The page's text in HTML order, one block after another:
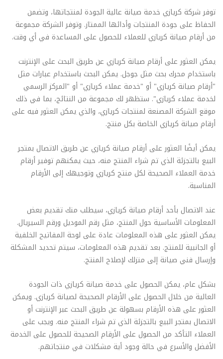
توفر شركة كريازي خدمة صيانة عالية الجودة لمنتجاتها، وتضمن
الحفاظ على جودة المنتجات وأدائها الممتاز. وتوفر الشركة مجموعة
من أرقام صيانة كريازي للعملاء للحصول على المساعدة في أي وقت.
يمكن العثور على أرقام صيانة كريازي عن طريق البحث على الإنترنت
باستخدام محرك بحث مثل جوجل. يمكن البحث باستخدام عبارات مثل
"أرقام صيانة كريازي" أو "خدمة عملاء كريازي" أو "المركز الرسمي
لخدمة عملاء كريازي". ستظهر لك مجموعة من النتائج، بما في ذلك
موقع الشركة المصنعة لمنتجات كريازي، والذي يمكن العثور فيه على
أرقام صيانة كريازي الخاصة بكل منتج.
يمكن أيضًا العثور على أرقام صيانة كريازي عن طريق الاتصال بمتجر
البيع بالتجزئة الذي تم شراء المنتج منه، حيث يمكنهم توفير أرقام
خدمة العملاء الصحيحة لكل منتج كريازي وتوجيهك إلى الأرقام
المناسبة.
عند الاتصال بأحد أرقام صيانة كريازي، سيطلب منك تقديم بعض
المعلومات الأساسية حول المنتج، مثل رقم الموديل ورقم السيريال.
يمكن العثور على هذه المعلومات عادة على لوحة المفاتيح الخلفية
أو الجانبية للمنتج. بعد تقديم هذه المعلومات، سيتم تحديد المشكلة
وإرسال فني صيانة إلى منزلك لإصلاح المنتج.
بشكل عام، يمكن الحصول على خدمة صيانة كريازي ذات الجودة
العالية من خلال الحصول على الأرقام الصحيحة لصيانة كريازي. ويمكن
العثور على هذه الأرقام بسهولة عن طريق البحث عبر الإنترنت أو
الاتصال بمتجر البيع بالتجزئة الذي تم شراء المنتج منه. ويجب على
العملاء التأكد من الحصول على الأرقام الصحيحة للحصول على الخدمة
الأفضل والأسرع في حالة وجود أية مشكلات في منتجاتهم.